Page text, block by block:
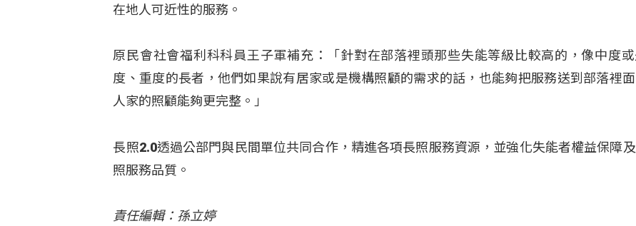
在地人可近性的服務。
原民會社會福利科科員王子軍補充：「針對在部落裡頭那些失能等級比較高的，像中度
度、重度的長者，他們如果說有居家或是機構照顧的需求的話，也能夠把服務送到部落裡
人家的照顧能夠更完整。」
長照2.0透過公部門與民間單位共同合作，精進各項長照服務資源，並強化失能者權益保障
照服務品質。
責任編輯：孫立婷